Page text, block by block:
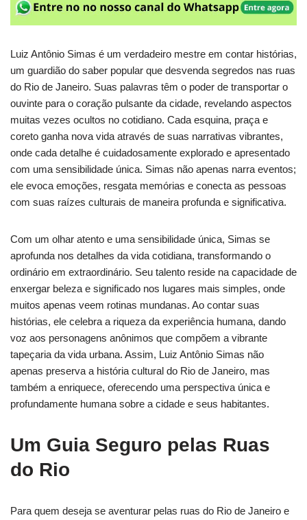
Luiz Antônio Simas é um verdadeiro mestre em contar histórias,
um guardião do saber popular que desvenda segredos nas ruas
do Rio de Janeiro. Suas palavras têm o poder de transportar o
ouvinte para o coração pulsante da cidade, revelando aspectos
muitas vezes ocultos no cotidiano. Cada esquina, praça e
coreto ganha nova vida através de suas narrativas vibrantes,
onde cada detalhe é cuidadosamente explorado e apresentado
com uma sensibilidade única. Simas não apenas narra eventos;
ele evoca emoções, resgata memórias e conecta as pessoas
com suas raízes culturais de maneira profunda e significativa.
Com um olhar atento e uma sensibilidade única, Simas se
aprofunda nos detalhes da vida cotidiana, transformando o
ordinário em extraordinário. Seu talento reside na capacidade de
enxergar beleza e significado nos lugares mais simples, onde
muitos apenas veem rotinas mundanas. Ao contar suas
histórias, ele celebra a riqueza da experiência humana, dando
voz aos personagens anônimos que compõem a vibrante
tapeçaria da vida urbana. Assim, Luiz Antônio Simas não
apenas preserva a história cultural do Rio de Janeiro, mas
também a enriquece, oferecendo uma perspectiva única e
profundamente humana sobre a cidade e seus habitantes.
Um Guia Seguro pelas Ruas
do Rio
Para quem deseja se aventurar pelas ruas do Rio de Janeiro e